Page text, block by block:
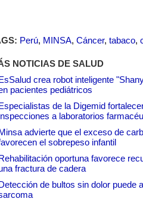
Perú, MINSA, Cáncer, tabaco,
NOTICIAS DE SALUD
crea robot inteligente
pacientes pediátricos
de la Digemid
a laboratorios
advierte que el exceso de
el sobrepeso infantil
oportuna favorece
fractura de cadera
de bultos sin dolor puede